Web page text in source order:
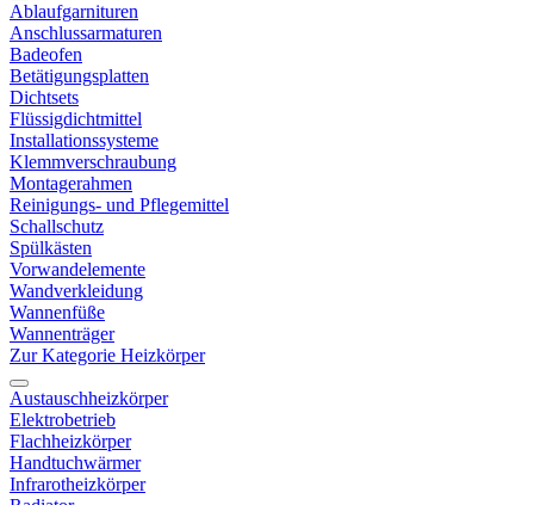
Ablaufgarnituren
Anschlussarmaturen
Badeofen
Betätigungsplatten
Dichtsets
Flüssigdichtmittel
Installationssysteme
Klemmverschraubung
Montagerahmen
Reinigungs- und Pflegemittel
Schallschutz
Spülkästen
Vorwandelemente
Wandverkleidung
Wannenfüße
Wannenträger
Zur Kategorie Heizkörper
Austauschheizkörper
Elektrobetrieb
Flachheizkörper
Handtuchwärmer
Infrarotheizkörper